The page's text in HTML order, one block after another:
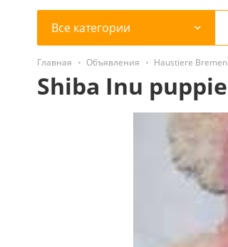
Все категории
Главная Объявления Haustiere Bremen
Shiba Inu